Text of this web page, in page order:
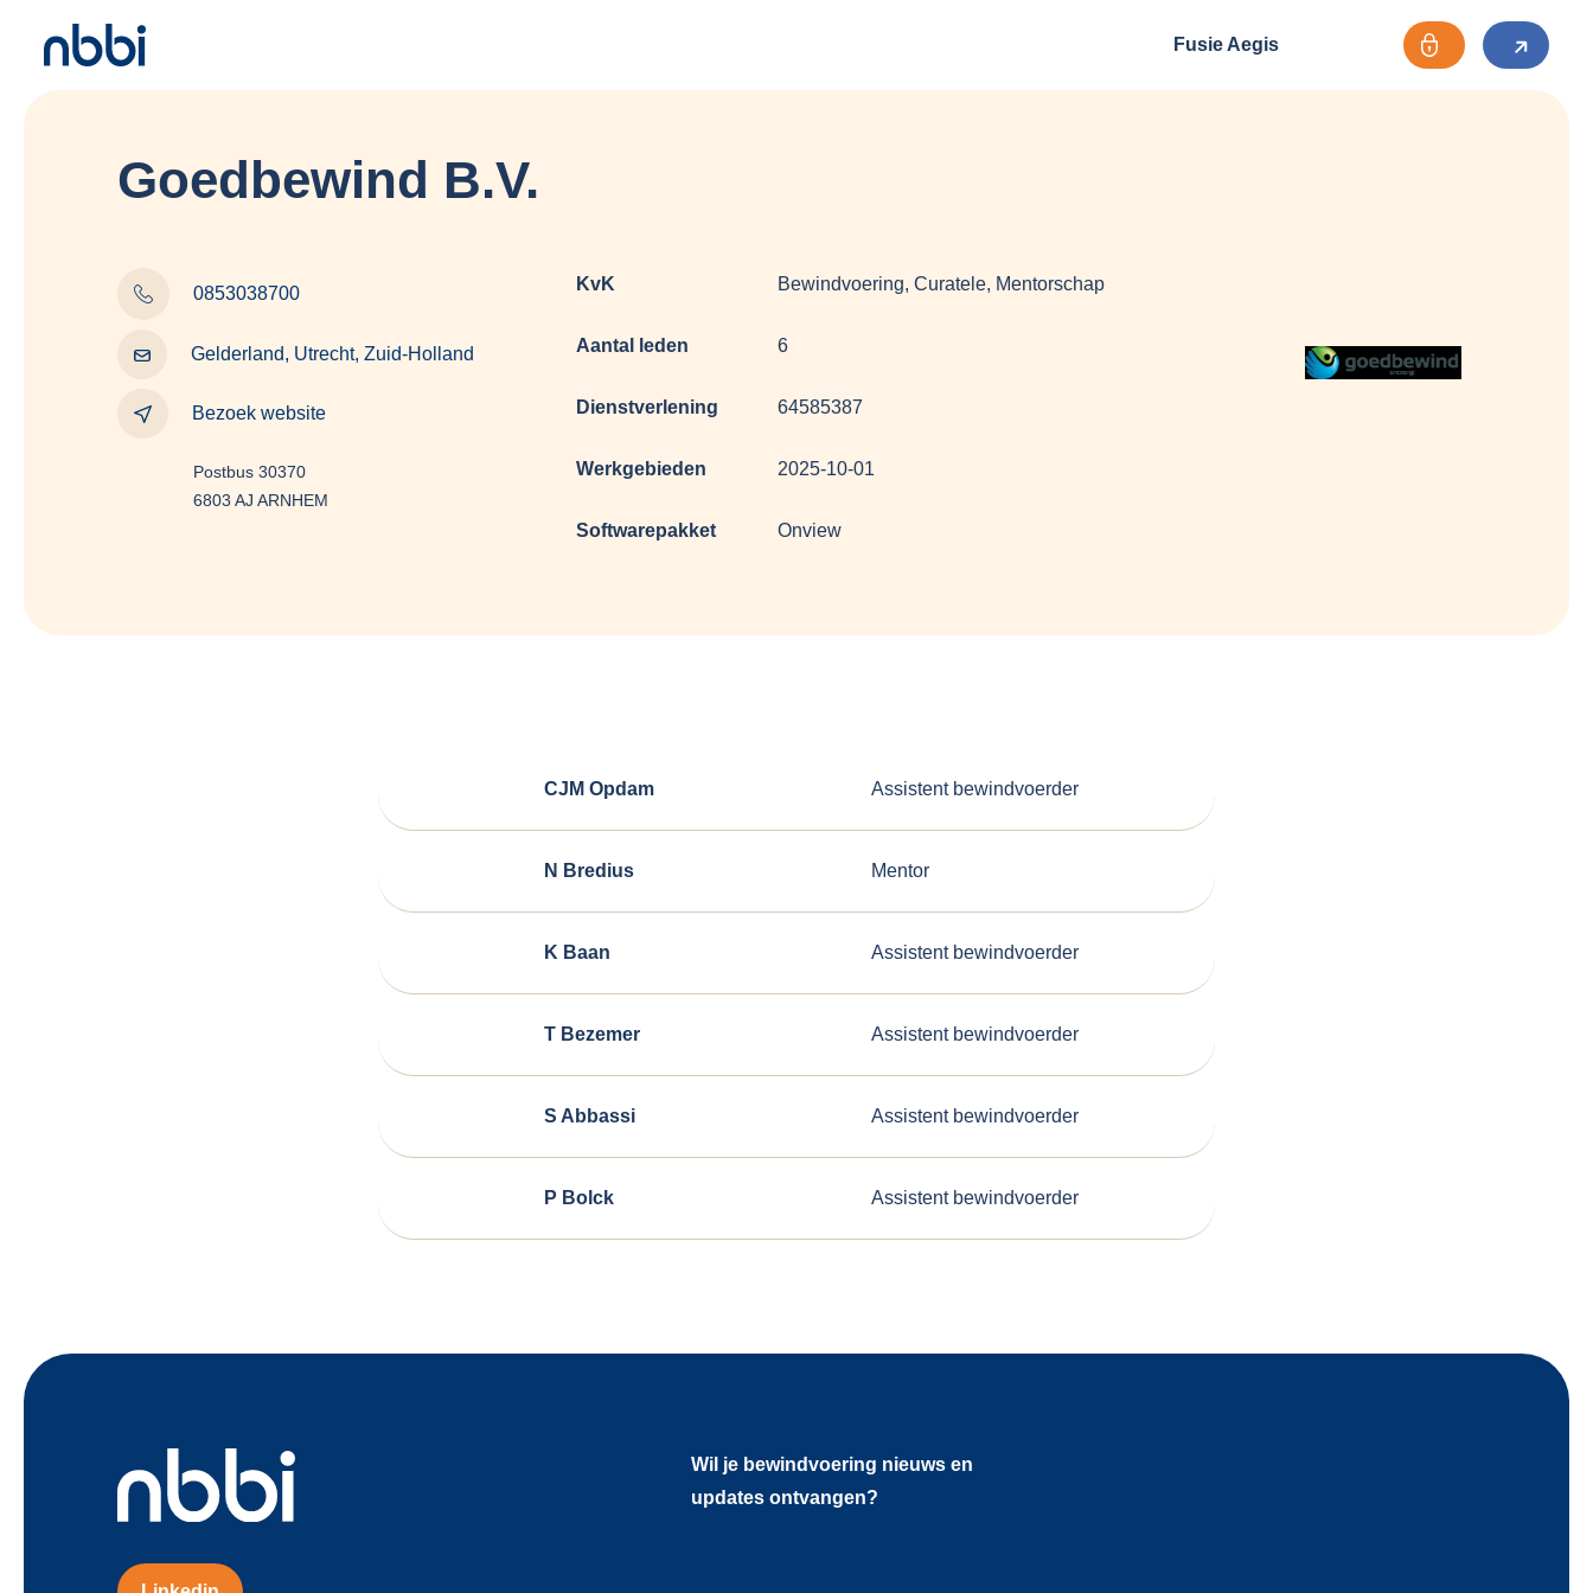
Fusie Aegis
Goedbewind B.V.
0853038700
Gelderland, Utrecht, Zuid-Holland
Bezoek website
Postbus 30370
6803 AJ ARNHEM
KvK Bewindvoering, Curatele, Mentorschap
Aantal leden 6
Dienstverlening 64585387
Werkgebieden 2025-10-01
Softwarepakket Onview
CJM Opdam Assistent bewindvoerder
N Bredius Mentor
K Baan Assistent bewindvoerder
T Bezemer Assistent bewindvoerder
S Abbassi Assistent bewindvoerder
P Bolck Assistent bewindvoerder
Wil je bewindvoering nieuws en
updates ontvangen?